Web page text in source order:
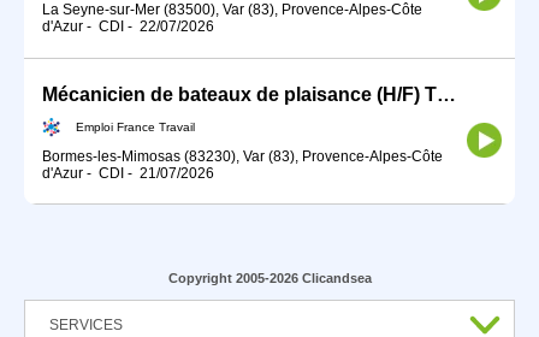
La Seyne-sur-Mer (83500), Var (83), Provence-Alpes-Côte
d'Azur - CDI - 22/07/2026
Mécanicien de bateaux de plaisance (H/F) TDFE2026
Emploi France Travail
Bormes-les-Mimosas (83230), Var (83), Provence-Alpes-Côte
d'Azur - CDI - 21/07/2026
Copyright 2005-2026 Clicandsea
SERVICES